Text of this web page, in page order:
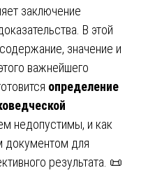
заключение
В этой
значение и
важнейшего
определение
недопустимы, и как
документом для
результата. 📜